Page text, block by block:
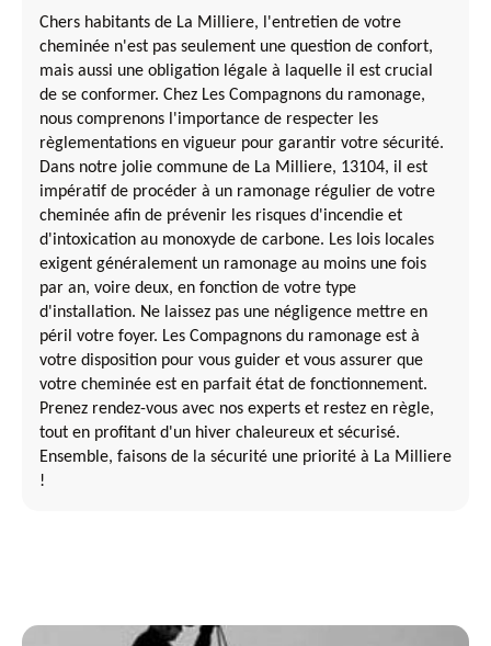
Chers habitants de La Milliere, l'entretien de votre
cheminée n'est pas seulement une question de confort,
mais aussi une obligation légale à laquelle il est crucial
de se conformer. Chez Les Compagnons du ramonage,
nous comprenons l'importance de respecter les
règlementations en vigueur pour garantir votre sécurité.
Dans notre jolie commune de La Milliere, 13104, il est
impératif de procéder à un ramonage régulier de votre
cheminée afin de prévenir les risques d'incendie et
d'intoxication au monoxyde de carbone. Les lois locales
exigent généralement un ramonage au moins une fois
par an, voire deux, en fonction de votre type
d'installation. Ne laissez pas une négligence mettre en
péril votre foyer. Les Compagnons du ramonage est à
votre disposition pour vous guider et vous assurer que
votre cheminée est en parfait état de fonctionnement.
Prenez rendez-vous avec nos experts et restez en règle,
tout en profitant d'un hiver chaleureux et sécurisé.
Ensemble, faisons de la sécurité une priorité à La Milliere
!